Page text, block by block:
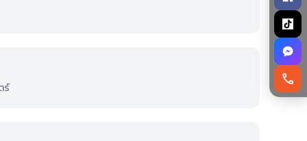
ร์
call